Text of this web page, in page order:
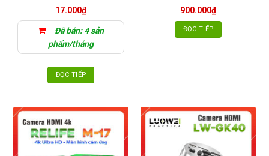
17.000₫
Đã bán: 4 sản
phẩm/tháng
ĐỌC TIẾP
900.000₫
ĐỌC TIẾP